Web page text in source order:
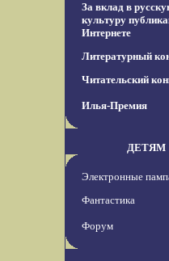
За вклад в
культуру
Интернете
Литературный
Читательский
Илья-Премия
ДЕТЯМ
Электронные
Фантастика
Форум